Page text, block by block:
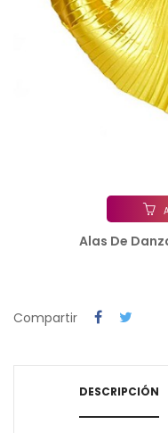
Alas De
Compartir
DESCRIPCIÓN